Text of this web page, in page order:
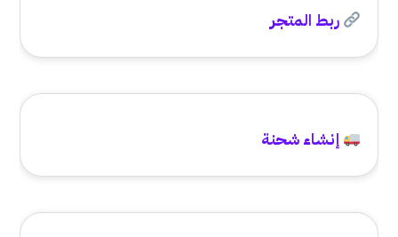
ربط المتجر
إنشاء شحنة